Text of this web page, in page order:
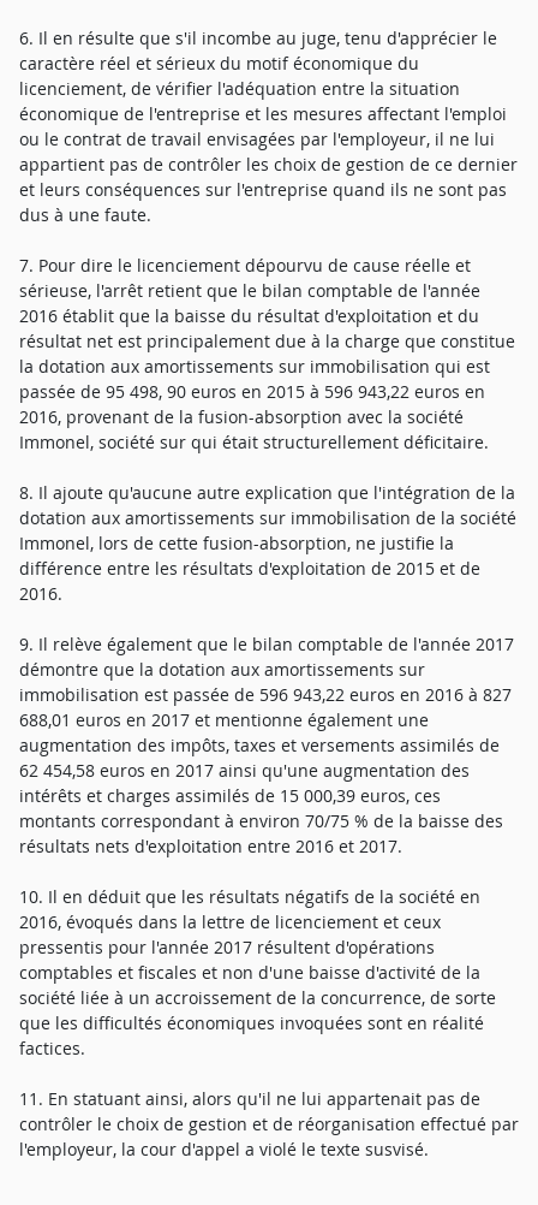
6. Il en résulte que s'il incombe au juge, tenu d'apprécier le
caractère réel et sérieux du motif économique du
licenciement, de vérifier l'adéquation entre la situation
économique de l'entreprise et les mesures affectant l'emploi
ou le contrat de travail envisagées par l'employeur, il ne lui
appartient pas de contrôler les choix de gestion de ce dernier
et leurs conséquences sur l'entreprise quand ils ne sont pas
dus à une faute.
7. Pour dire le licenciement dépourvu de cause réelle et
sérieuse, l'arrêt retient que le bilan comptable de l'année
2016 établit que la baisse du résultat d'exploitation et du
résultat net est principalement due à la charge que constitue
la dotation aux amortissements sur immobilisation qui est
passée de 95 498, 90 euros en 2015 à 596 943,22 euros en
2016, provenant de la fusion-absorption avec la société
Immonel, société sur qui était structurellement déficitaire.
8. Il ajoute qu'aucune autre explication que l'intégration de la
dotation aux amortissements sur immobilisation de la société
Immonel, lors de cette fusion-absorption, ne justifie la
différence entre les résultats d'exploitation de 2015 et de
2016.
9. Il relève également que le bilan comptable de l'année 2017
démontre que la dotation aux amortissements sur
immobilisation est passée de 596 943,22 euros en 2016 à 827
688,01 euros en 2017 et mentionne également une
augmentation des impôts, taxes et versements assimilés de
62 454,58 euros en 2017 ainsi qu'une augmentation des
intérêts et charges assimilés de 15 000,39 euros, ces
montants correspondant à environ 70/75 % de la baisse des
résultats nets d'exploitation entre 2016 et 2017.
10. Il en déduit que les résultats négatifs de la société en
2016, évoqués dans la lettre de licenciement et ceux
pressentis pour l'année 2017 résultent d'opérations
comptables et fiscales et non d'une baisse d'activité de la
société liée à un accroissement de la concurrence, de sorte
que les difficultés économiques invoquées sont en réalité
factices.
11. En statuant ainsi, alors qu'il ne lui appartenait pas de
contrôler le choix de gestion et de réorganisation effectué par
l'employeur, la cour d'appel a violé le texte susvisé.